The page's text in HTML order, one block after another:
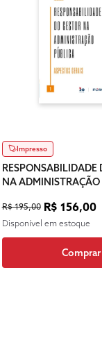
Impresso
RESPONSABILIDADE
NA ADMINISTRAÇÃO
R$ 195,00 R$ 156,00
Disponível em estoque
Comprar